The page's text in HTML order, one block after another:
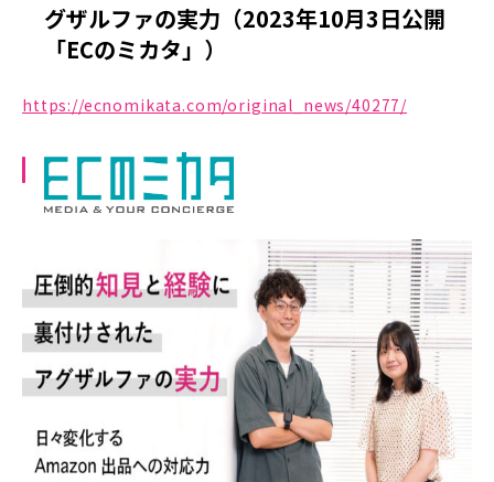
グザルファの実力（2023年10月3日公開
「ECのミカタ」）
https://ecnomikata.com/original_news/40277/